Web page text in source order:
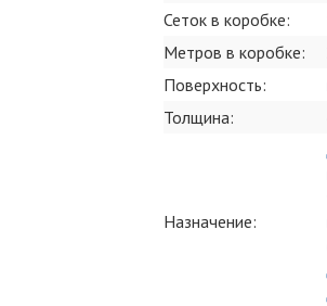
Сеток в коробке:
Метров в коробке:
Поверхность:
Толщина:
Назначение: